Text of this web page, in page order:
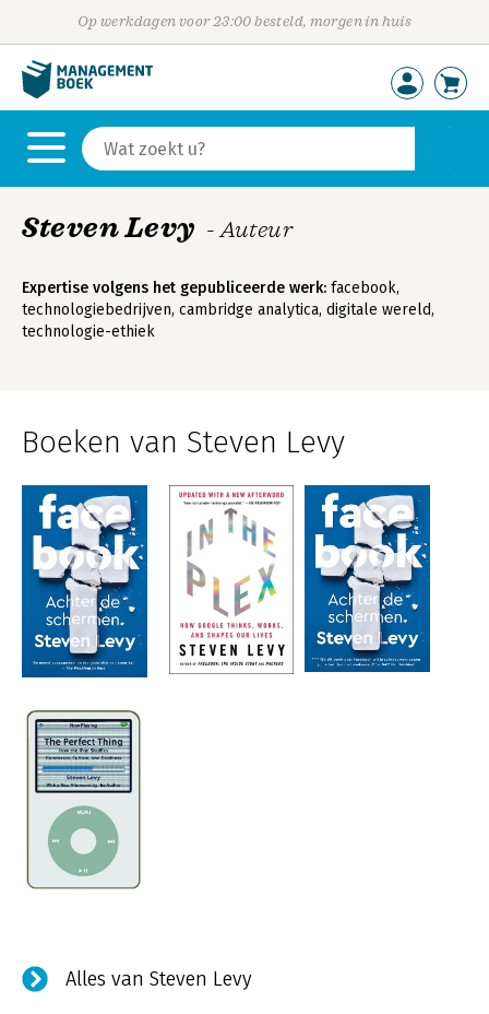
Op werkdagen voor 23:00 besteld, morgen in huis
Steven Levy - Auteur
Expertise volgens het gepubliceerde werk: facebook,
technologiebedrijven, cambridge analytica, digitale wereld,
technologie-ethiek
Boeken van Steven Levy
Alles van Steven Levy